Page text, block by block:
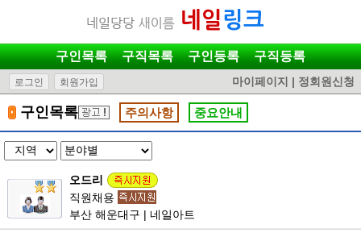
구인목록 구직목록 구인등록 구직등록
로그인 회원가입 마이페이지 | 정회원신청
구인목록 주의사항 중요안내
오드리
직원채용
부산 해운대구 | 네일아트